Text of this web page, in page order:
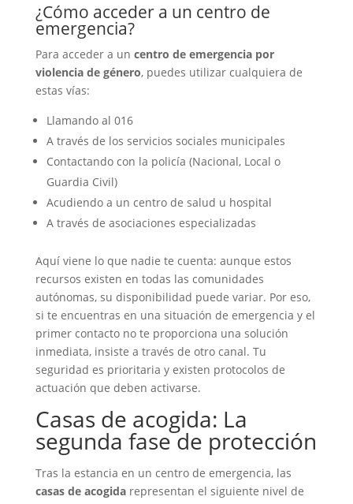
¿Cómo acceder a un centro de
emergencia?
Para acceder a un centro de emergencia por
violencia de género, puedes utilizar cualquiera de
estas vías:
Llamando al 016
A través de los servicios sociales municipales
Contactando con la policía (Nacional, Local o
Guardia Civil)
Acudiendo a un centro de salud u hospital
A través de asociaciones especializadas
Aquí viene lo que nadie te cuenta: aunque estos
recursos existen en todas las comunidades
autónomas, su disponibilidad puede variar. Por eso,
si te encuentras en una situación de emergencia y el
primer contacto no te proporciona una solución
inmediata, insiste a través de otro canal. Tu
seguridad es prioritaria y existen protocolos de
actuación que deben activarse.
Casas de acogida: La
segunda fase de protección
Tras la estancia en un centro de emergencia, las
casas de acogidarepresentan el siguiente nivel de